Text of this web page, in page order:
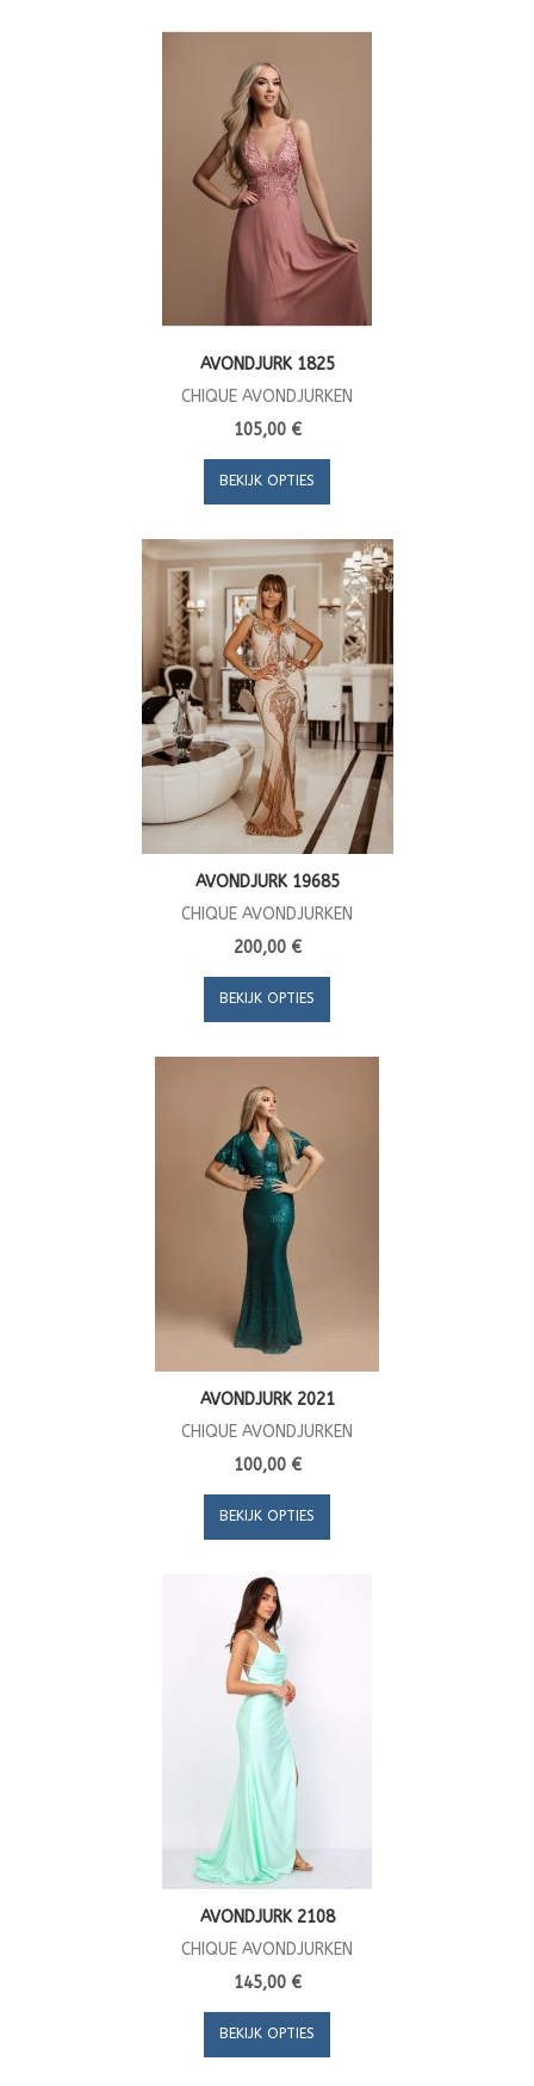
AVONDJURK 1825
CHIQUE AVONDJURKEN
105,00 €
BEKIJK OPTIES
AVONDJURK 19685
CHIQUE AVONDJURKEN
200,00 €
BEKIJK OPTIES
AVONDJURK 2021
CHIQUE AVONDJURKEN
100,00 €
BEKIJK OPTIES
AVONDJURK 2108
CHIQUE AVONDJURKEN
145,00 €
BEKIJK OPTIES